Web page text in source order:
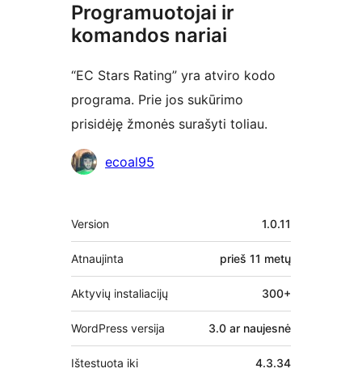
Programuotojai ir
komandos nariai
“EC Stars Rating” yra atviro kodo
programa. Prie jos sukūrimo
prisidėję žmonės surašyti toliau.
Autoriaiecoal95
Metainformacija
Version 1.0.11
Atnaujinta prieš 11 metų
Aktyvių instaliacijų 300+
WordPress versija 3.0 ar naujesnė
Ištestuota iki 4.3.34